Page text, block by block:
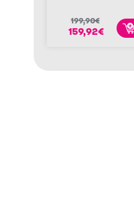
199,90€
159,92€